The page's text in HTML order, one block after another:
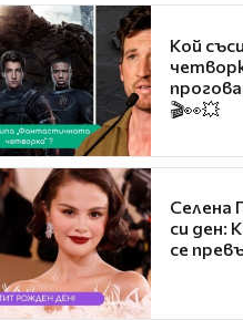
Кой
🎬👀💥
Селена
си ден:
се